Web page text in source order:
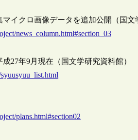
イクロ画像データを追加公開（国文
news_column.html#section_03
27年9月現在（国文学研究資料館）
plans.html#section02